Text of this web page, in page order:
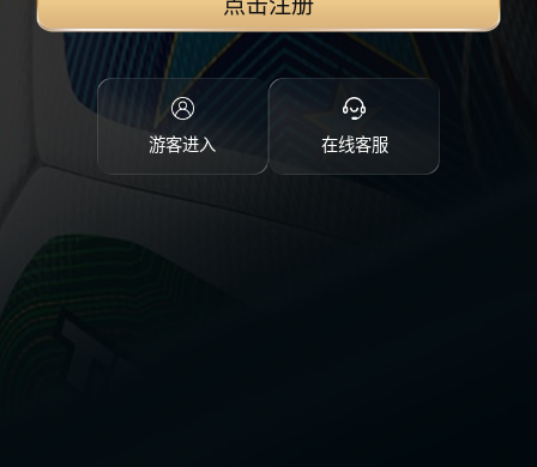
游客进入 在线客服